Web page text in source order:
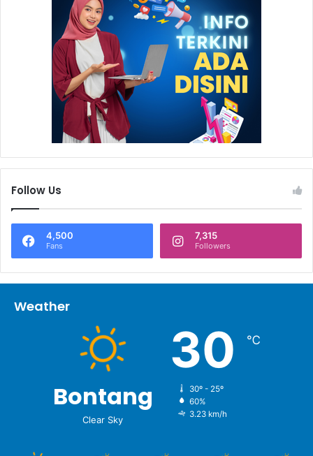
Follow Us
4,500
Fans
7,315
Followers
Weather
Bontang
Clear Sky
30 ℃
30º - 25º
60%
3.23 km/h